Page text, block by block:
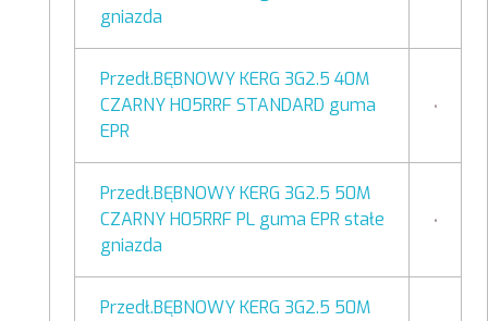
gniazda
Przedł.BĘBNOWY KERG 3G2.5 40M
CZARNY H05RRF STANDARD guma
EPR
Przedł.BĘBNOWY KERG 3G2.5 50M
CZARNY H05RRF PL guma EPR stałe
gniazda
Przedł.BĘBNOWY KERG 3G2.5 50M